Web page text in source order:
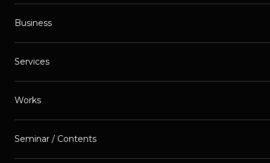
Business
Services
Works
Seminar / Contents